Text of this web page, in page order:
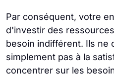
Par conséquent, votre
d'investir des
besoin indifférent. Ils ne
simplement pas à la
concentrer sur les